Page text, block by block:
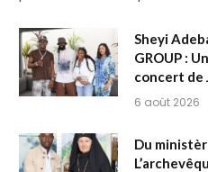
Sheyi
GROUP :
concert de
6 août 2026
Du